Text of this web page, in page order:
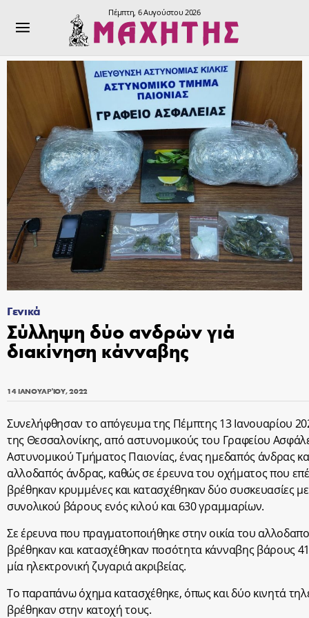
Πέμπτη, 6 Αυγούστου 2026
Γενικά
Σύλληψη δύο ανδρών γιά
διακίνηση κάνναβης
14 ΙΑΝΟΥΑΡΊΟΥ, 2022
Συνελήφθησαν το απόγευμα της Πέμπτης 13 Ιανουαρίου
της Θεσσαλονίκης, από αστυνομικούς του Γραφείου
Αστυνομικού Τμήματος Παιονίας, ένας ημεδαπός άνδρας
αλλοδαπός άνδρας, καθώς σε έρευνα του οχήματος που
βρέθηκαν κρυμμένες και κατασχέθηκαν δύο συσκευασίες
συνολικού βάρους ενός κιλού και 630 γραμμαρίων.
Σε έρευνα που πραγματοποιήθηκε στην οικία του
βρέθηκαν και κατασχέθηκαν ποσότητα κάνναβης βάρους
μία ηλεκτρονική ζυγαριά ακριβείας.
Το παραπάνω όχημα κατασχέθηκε, όπως και δύο κινητά
βρέθηκαν στην κατοχή τους.